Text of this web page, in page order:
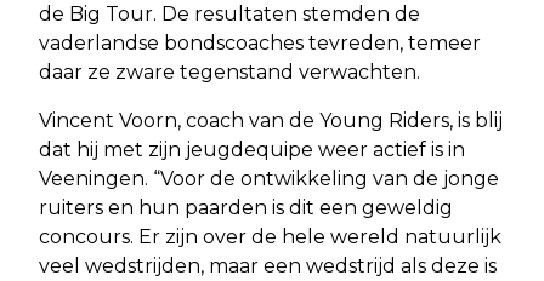
de Big Tour. De resultaten stemden de
vaderlandse bondscoaches tevreden, temeer
daar ze zware tegenstand verwachten.
Vincent Voorn, coach van de Young Riders, is blij
dat hij met zijn jeugdequipe weer actief is in
Veeningen. “Voor de ontwikkeling van de jonge
ruiters en hun paarden is dit een geweldig
concours. Er zijn over de hele wereld natuurlijk
veel wedstrijden, maar een wedstrijd als deze is